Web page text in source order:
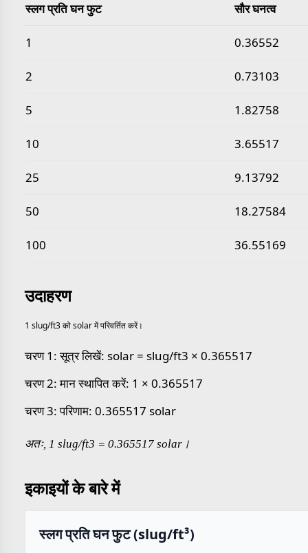
सामान्य स्लग प्रति घन फुट से सौर घनत्व मान
स्लग प्रति घन फुट सौर घनत्व
1 0.36552
2 0.73103
5 1.82758
10 3.65517
25 9.13792
50 18.27584
100 36.55169
उदाहरण
1 slug/ft3 को solar में परिवर्तित करें।
चरण 1: सूत्र लिखें: solar = slug/ft3 × 0.365517
चरण 2: मान स्थापित करें: 1 × 0.365517
चरण 3: परिणाम: 0.365517 solar
अतः, 1 slug/ft3 = 0.365517 solar।
इकाइयों के बारे में
स्लग प्रति घन फुट (slug/ft³)